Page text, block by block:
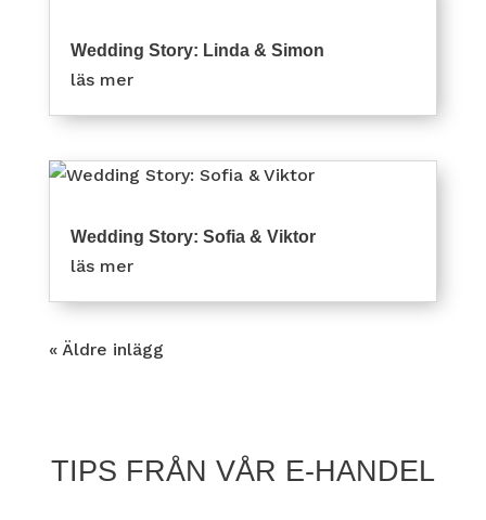
Wedding Story: Linda & Simon
läs mer
Wedding Story: Sofia & Viktor
läs mer
« Äldre inlägg
TIPS FRÅN VÅR E-HANDEL